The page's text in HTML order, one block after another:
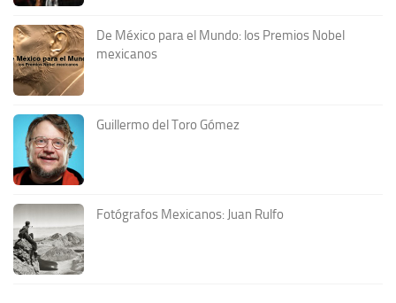
De México para el Mundo: los Premios Nobel
mexicanos
Guillermo del Toro Gómez
Fotógrafos Mexicanos: Juan Rulfo